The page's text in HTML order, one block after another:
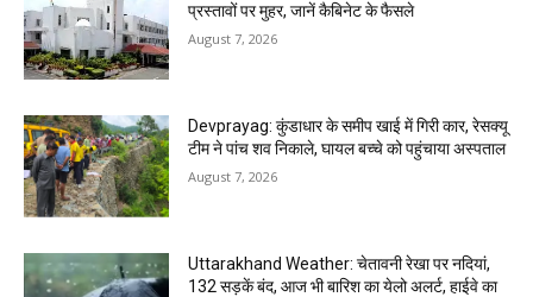
प्रस्तावों पर मुहर, जानें कैबिनेट के फैसले
August 7, 2026
Devprayag: कुंडाधार के समीप खाई में गिरी कार, रेसक्यू
टीम ने पांच शव निकाले, घायल बच्चे को पहुंचाया अस्पताल
August 7, 2026
Uttarakhand Weather: चेतावनी रेखा पर नदियां,
132 सड़कें बंद, आज भी बारिश का येलो अलर्ट, हाईवे का